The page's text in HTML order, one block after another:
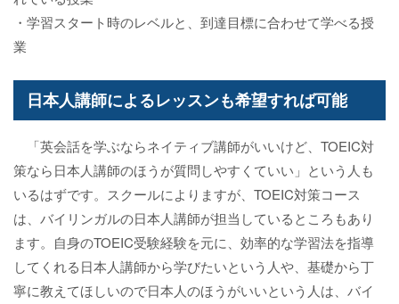
・学習スタート時のレベルと、到達目標に合わせて学べる授
業
日本人講師によるレッスンも希望すれば可能
「英会話を学ぶならネイティブ講師がいいけど、TOEIC対
策なら日本人講師のほうが質問しやすくていい」という人も
いるはずです。スクールによりますが、TOEIC対策コース
は、バイリンガルの日本人講師が担当しているところもあり
ます。自身のTOEIC受験経験を元に、効率的な学習法を指導
してくれる日本人講師から学びたいという人や、基礎から丁
寧に教えてほしいので日本人のほうがいいという人は、バイ